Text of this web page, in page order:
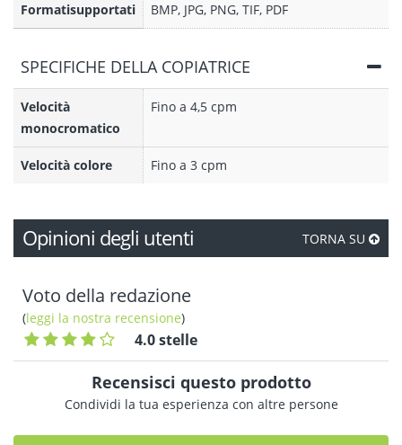
Formatisupportati BMP, JPG, PNG, TIF, PDF
SPECIFICHE DELLA COPIATRICE
Velocità
monocromatico
Fino a 4,5 cpm
Velocità colore Fino a 3 cpm
Opinioni degli utenti TORNA SU
Voto della redazione
(leggi la nostra recensione)
4.0 stelle
Recensisci questo prodotto
Condividi la tua esperienza con altre persone